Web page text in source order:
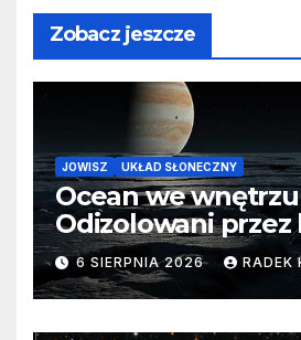
Zobacz jeszcze
JOWISZ UKŁAD SŁONECZNY
Ocean we
Odizolowani przez
barierę
6 SIERPNIA 2026 RADEK